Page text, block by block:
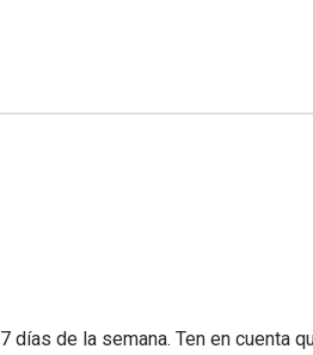
de la semana. Ten en cuenta